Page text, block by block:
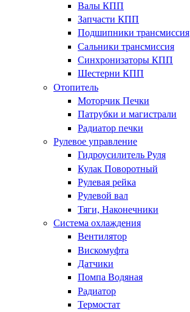
Валы КПП
Запчасти КПП
Подшипники трансмиссия
Сальники трансмиссия
Синхронизаторы КПП
Шестерни КПП
Отопитель
Моторчик Печки
Патрубки и магистрали
Радиатор печки
Рулевое управление
Гидроусилитель Руля
Кулак Поворотный
Рулевая рейка
Рулевой вал
Тяги, Наконечники
Система охлаждения
Вентилятор
Вискомуфта
Датчики
Помпа Водяная
Радиатор
Термостат